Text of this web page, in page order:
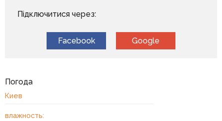
Підключитися через:
Facebook Google
Погода
Киев
влажность: